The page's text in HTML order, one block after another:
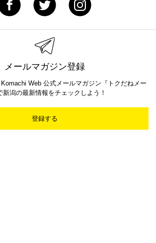
メールマガジン登録
Komachi Web 公式メールマガジン『トクだねメー
新潟の最新情報をチェックしよう！
登録する